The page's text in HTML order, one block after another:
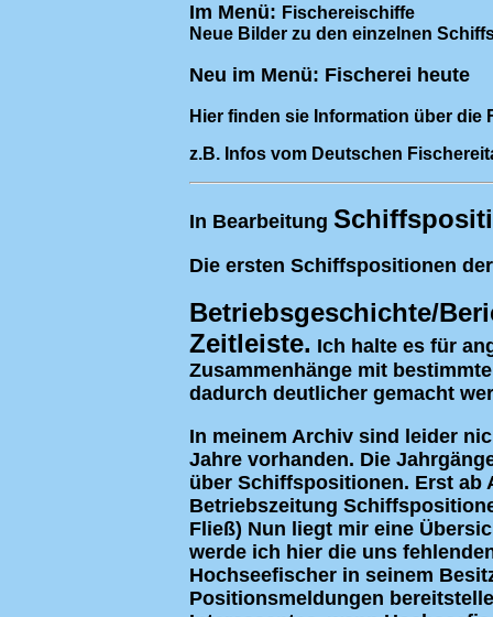
Im Menü: Fischereischiffe
Neue Bilder zu den einzelnen
Neu im Menü: Fischerei heute
Hier finden sie Information über die
z.B. Infos vom Deutschen
In Bearbeitung
Die ersten Schiffspositionen
Betriebsgeschichte/
Zeitleiste. Ich halte es für
Zusammenhänge mit
dadurch deutlicher gemacht
In meinem Archiv sind leider
Jahre vorhanden. Die
über Schiffspositionen. Erst ab
Betriebszeitung
Fließ) Nun liegt mir eine
werde ich hier die uns
Hochseefischer in seinem
Positionsmeldungen